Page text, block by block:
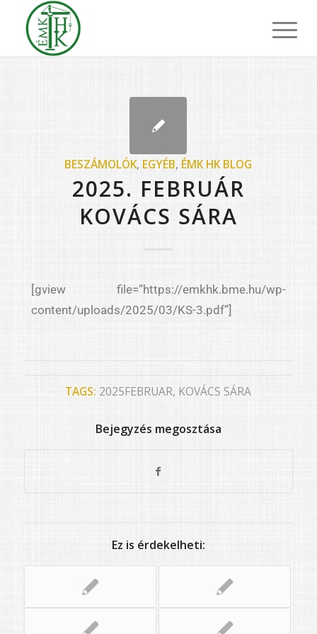
BESZÁMOLÓK, EGYÉB, ÉMK HK BLOG
2025. FEBRUÁR
KOVÁCS SÁRA
[gview file=”https://emkhk.bme.hu/wp-
content/uploads/2025/03/KS-3.pdf”]
TAGS: 2025FEBRUAR, KOVÁCS SÁRA
Bejegyzés megosztása
Ez is érdekelheti: